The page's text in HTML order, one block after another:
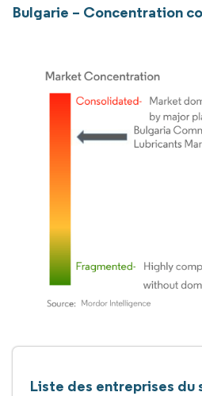
Bulgarie – Concentration
Liste des entreprises du